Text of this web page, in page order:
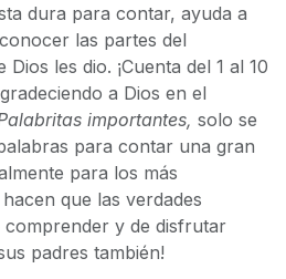
dura para contar, ayuda a
las partes del
les dio. ¡Cuenta del 1 al 10
a Dios en el
importantes, solo se
para contar una gran
para los más
que las verdades
comprender y de disfrutar
padres también!